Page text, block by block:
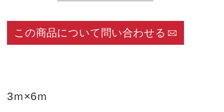
この商品について問い合わせる
3ｍ×6ｍ